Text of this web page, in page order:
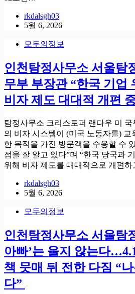
rkdalsgh03
5월 6, 2026
모두의정보
인천탐정사무소 서울탐
무부 부장관 “한국 기업
비자 제도 대대적 개편
탐정사무소 크리스토퍼 랜다우 미 국
의 비자 시스템이 (미국 노동자를) 교
한 목적을 가진 방문객을 수용할 수
점을 잘 알고 있다”며 “한국 당국과
위해 비자 제도를 대대적으로 개편
rkdalsgh03
5월 6, 2026
모두의정보
인천탐정사무소 서울탐
아빠’는 울지 않는다
책 뭇매 뒤 전한 다짐 “
다”